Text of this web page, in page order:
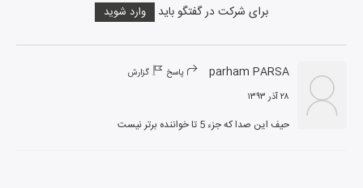
برای شرکت در گفتگو باید وارد شوید
parham PARSA پاسخ گزارش
۲۸ آذر ۱۳۹۳
حیف این صدا که جزء 5 تا خواننده برتر نیست